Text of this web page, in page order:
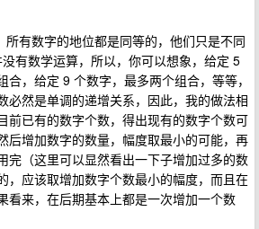
所有数字的地位都是同等的，他们只是不同
有数学运算，所以，你可以想象，给定 5
合，给定 9 个数字，最多两个组合，等等，
必然是单调的递增关系，因此，我的做法相
前已有的数字个数，得出现有的数字个数可
后增加数字的数量，幅度取最小的可能，再
完（这里可以显然看出一下子增加过多的数
，应该取增加数字个数最小的幅度，而且在
看来，在后期基本上都是一次增加一个数